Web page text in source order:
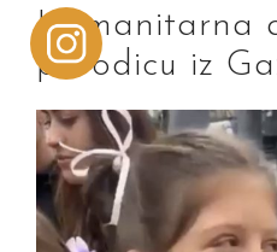
Humanitarna
porodicu iz